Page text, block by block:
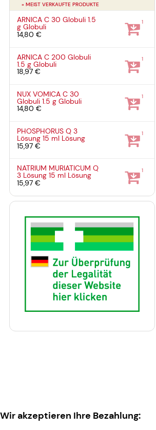
» MEIST VERKAUFTE PRODUKTE
ARNICA C 30 Globuli1.5
gGlobuli
14,80 €
1
ARNICA C 200 Globuli
1.5 gGlobuli
18,97 €
1
NUX VOMICA C 30
Globuli1.5 gGlobuli
14,80 €
1
PHOSPHORUS Q 3
Lösung15 ml Lösung
15,97 €
1
NATRIUM MURIATICUM Q
3 Lösung15 ml Lösung
15,97 €
1
Wir akzeptieren Ihre Bezahlung: